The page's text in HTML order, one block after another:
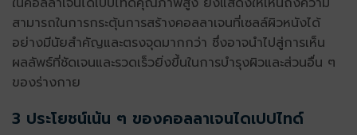
สามารถในการกระตุ้นการสร้างคอลลาเจนที่เซลล์ผิวหนังได้
อย่างมีนัยสำคัญและตรงจุดมากกว่า ซึ่งอาจนำไปสู่การเห็น
ผลลัพธ์ที่ชัดเจนและรวดเร็วยิ่งขึ้นในการบำรุงผิวและส่วนอื่น ๆ
ของร่างกาย
3 ประโยชน์เน้น ๆ ของคอลลาเจนไดเปปไทด์